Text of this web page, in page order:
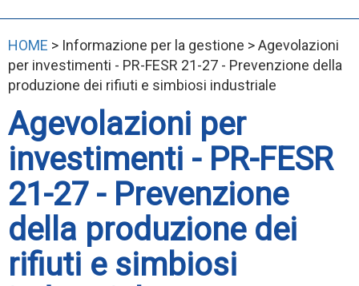
HOME > Informazione per la gestione > Agevolazioni
per investimenti - PR-FESR 21-27 - Prevenzione della
produzione dei rifiuti e simbiosi industriale
Agevolazioni per
investimenti - PR-FESR
21-27 - Prevenzione
della produzione dei
rifiuti e simbiosi